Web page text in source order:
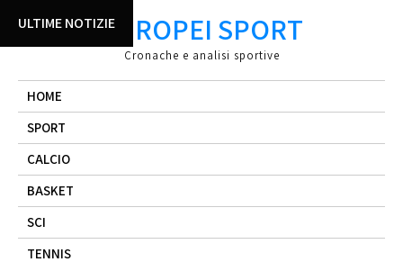
content
ULTIME NOTIZIEEUROPEI SPORT
Cronache e analisi sportive
HOME
SPORT
CALCIO
BASKET
SCI
TENNIS